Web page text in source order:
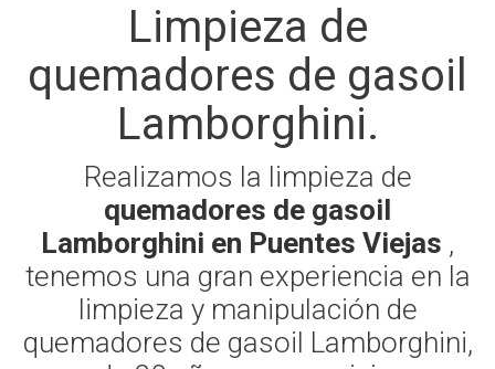
Limpieza de
quemadores de gasoil
Lamborghini.
Realizamos la limpieza de
quemadores de gasoil
Lamborghini en Puentes Viejas ,
tenemos una gran experiencia en la
limpieza y manipulación de
quemadores de gasoil Lamborghini,